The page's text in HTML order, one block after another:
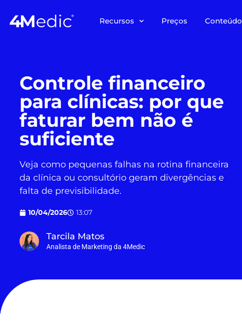
Recursos Preços Conteúdo
Controle financeiro
para clínicas: por que
faturar bem não é
suficiente
Veja como pequenas falhas na rotina financeira
da clínica ou consultório geram divergências e
falta de previsibilidade.
10/04/2026 13:07
Tarcila Matos
Analista de Marketing da 4Medic